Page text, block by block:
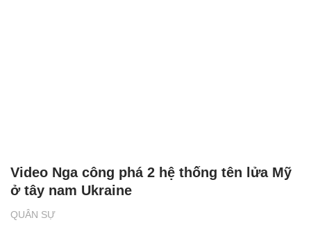
QUÂN SỰ
Video Nga công phá 2 hệ thống tên lửa Mỹ
ở tây nam Ukraine